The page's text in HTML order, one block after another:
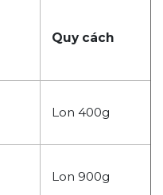
Quy cách
Lon 400g
Lon 900g